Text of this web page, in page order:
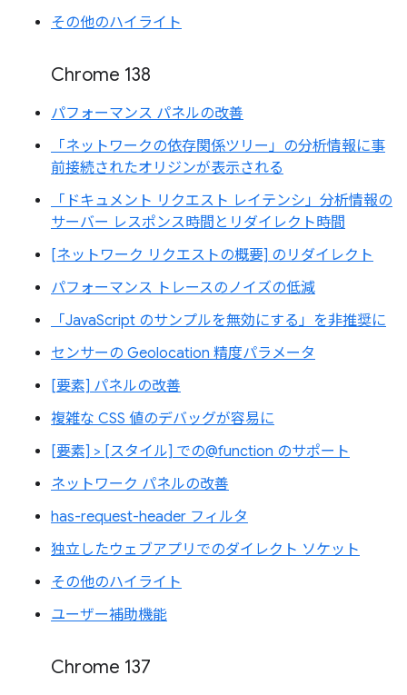
その他のハイライト
Chrome 138
パフォーマンス パネルの改善
「ネットワークの依存関係ツリー」の分析情報に事
前接続されたオリジンが表示される
「ドキュメント リクエスト レイテンシ」分析情報の
サーバー レスポンス時間とリダイレクト時間
[ネットワーク リクエストの概要] のリダイレクト
パフォーマンス トレースのノイズの低減
「JavaScript のサンプルを無効にする」を非推奨に
センサーの Geolocation 精度パラメータ
[要素] パネルの改善
複雑な CSS 値のデバッグが容易に
[要素] > [スタイル] での@function のサポート
ネットワーク パネルの改善
has-request-header フィルタ
独立したウェブアプリでのダイレクト ソケット
その他のハイライト
ユーザー補助機能
Chrome 137